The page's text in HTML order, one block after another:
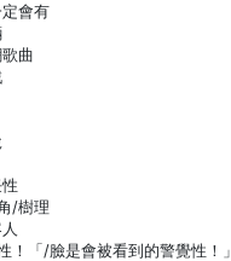
會有
曲
/樹理
！「/臉是會被看到的警覺性！」